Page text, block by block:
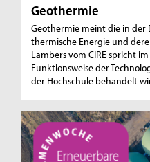
Geothermie
Geothermie meint die in der
thermische Energie und
Lambers vom CIRE spricht
Funktionsweise der
der Hochschule behandelt